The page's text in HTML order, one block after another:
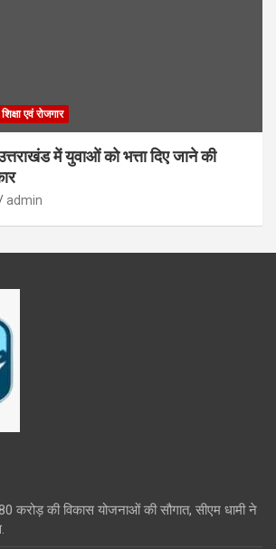
शिक्षा एवं रोजगार
में युवाओं को भत्ता दिए जाने की
admin
करोड़ की विकास योजनाओं की सौगात, सीएम धामी ने